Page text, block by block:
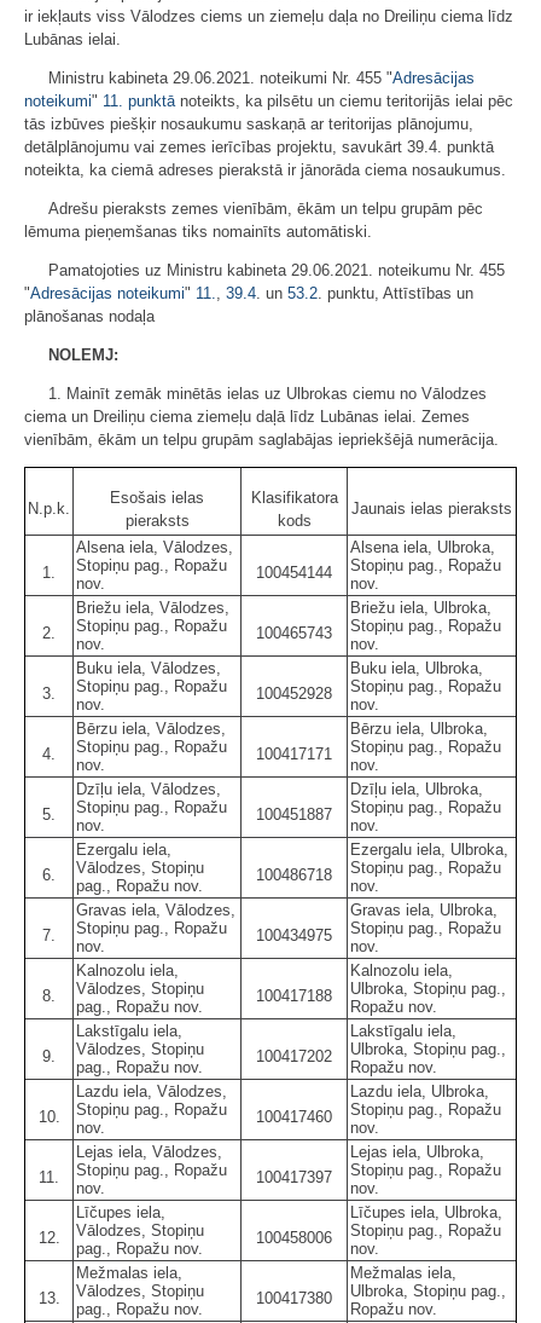
ir iekļauts viss Vālodzes ciems un ziemeļu daļa no Dreiliņu ciema līdz
Lubānas ielai.
Ministru kabineta 29.06.2021. noteikumi Nr. 455 "Adresācijas
noteikumi" 11. punktānoteikts, ka pilsētu un ciemu teritorijās ielai pēc
tās izbūves piešķir nosaukumu saskaņā ar teritorijas plānojumu,
detālplānojumu vai zemes ierīcības projektu, savukārt 39.4. punktā
noteikta, ka ciemā adreses pierakstā ir jānorāda ciema nosaukumus.
Adrešu pieraksts zemes vienībām, ēkām un telpu grupām pēc
lēmuma pieņemšanas tiks nomainīts automātiski.
Pamatojoties uz Ministru kabineta 29.06.2021. noteikumu Nr. 455
"Adresācijas noteikumi" 11., 39.4. un 53.2. punktu, Attīstības un
plānošanas nodaļa
NOLEMJ:
1. Mainīt zemāk minētās ielas uz Ulbrokas ciemu no Vālodzes
ciema un Dreiliņu ciema ziemeļu daļā līdz Lubānas ielai. Zemes
vienībām, ēkām un telpu grupām saglabājas iepriekšējā numerācija.
N.p.k.
Esošais ielas
pieraksts
Klasifikatora
kods
Jaunais ielas pieraksts
1.
Alsena iela, Vālodzes,
Stopiņu pag., Ropažu
nov.
100454144
Alsena iela, Ulbroka,
Stopiņu pag., Ropažu
nov.
2.
Briežu iela, Vālodzes,
Stopiņu pag., Ropažu
nov.
100465743
Briežu iela, Ulbroka,
Stopiņu pag., Ropažu
nov.
3.
Buku iela, Vālodzes,
Stopiņu pag., Ropažu
nov.
100452928
Buku iela, Ulbroka,
Stopiņu pag., Ropažu
nov.
4.
Bērzu iela, Vālodzes,
Stopiņu pag., Ropažu
nov.
100417171
Bērzu iela, Ulbroka,
Stopiņu pag., Ropažu
nov.
5.
Dzīļu iela, Vālodzes,
Stopiņu pag., Ropažu
nov.
100451887
Dzīļu iela, Ulbroka,
Stopiņu pag., Ropažu
nov.
6.
Ezergalu iela,
Vālodzes, Stopiņu
pag., Ropažu nov.
100486718
Ezergalu iela, Ulbroka,
Stopiņu pag., Ropažu
nov.
7.
Gravas iela, Vālodzes,
Stopiņu pag., Ropažu
nov.
100434975
Gravas iela, Ulbroka,
Stopiņu pag., Ropažu
nov.
8.
Kalnozolu iela,
Vālodzes, Stopiņu
pag., Ropažu nov.
100417188
Kalnozolu iela,
Ulbroka, Stopiņu pag.,
Ropažu nov.
9.
Lakstīgalu iela,
Vālodzes, Stopiņu
pag., Ropažu nov.
100417202
Lakstīgalu iela,
Ulbroka, Stopiņu pag.,
Ropažu nov.
10.
Lazdu iela, Vālodzes,
Stopiņu pag., Ropažu
nov.
100417460
Lazdu iela, Ulbroka,
Stopiņu pag., Ropažu
nov.
11.
Lejas iela, Vālodzes,
Stopiņu pag., Ropažu
nov.
100417397
Lejas iela, Ulbroka,
Stopiņu pag., Ropažu
nov.
12.
Līčupes iela,
Vālodzes, Stopiņu
pag., Ropažu nov.
100458006
Līčupes iela, Ulbroka,
Stopiņu pag., Ropažu
nov.
13.
Mežmalas iela,
Vālodzes, Stopiņu
pag., Ropažu nov.
100417380
Mežmalas iela,
Ulbroka, Stopiņu pag.,
Ropažu nov.